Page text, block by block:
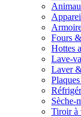
Fours
Hottes
Lave-
Laver
Sèche-
Tiroir à